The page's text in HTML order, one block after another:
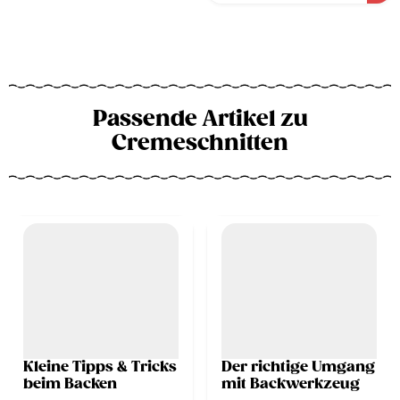
Passende Artikel zu
Cremeschnitten
Kleine Tipps & Tricks
beim Backen
Der richtige Umgang
mit Backwerkzeug